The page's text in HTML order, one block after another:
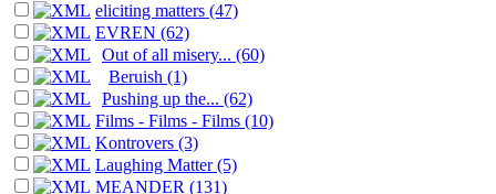
eliciting matters (47)
EVREN (62)
Out of all misery... (60)
Beruish (1)
Pushing up the... (62)
Films - Films - Films (10)
Kontrovers (3)
Laughing Matter (5)
MEANDER (131)